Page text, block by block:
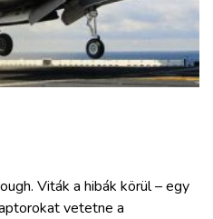
Viták a hibák körül – egy
vetetne a